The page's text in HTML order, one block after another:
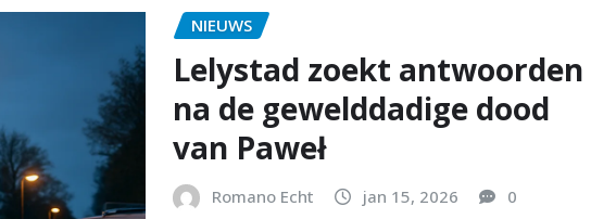
NIEUWS
Lelystad zoekt antwoorden
na de gewelddadige dood
van Paweł
Romano Echt jan 15, 2026 0